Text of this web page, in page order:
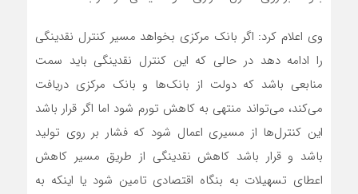
وی اعلام کرد: اگر بانک مرکزی بخواهد مسیر کنترل نقدینگی
را ادامه دهد در حالی که این کنترل نقدینگی باید سمت
منابعی باشد که دولت از بانک‌ها و بانک مرکزی دریافت
می‌کند، می‌تواند منتهی به کاهش تورم شود اما اگر قرار باشد
این کنترل‌ها از مسیری اعمال شود که فشار بر روی تولید
باشد و قرار باشد کاهش نقدینگی از طریق مسیر کاهش
اعطای تسهیلات به بنگاه اقتصادی تامین شود یا اینکه به